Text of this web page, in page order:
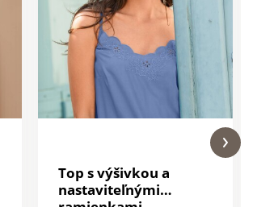
Top s výšivkou a
nastaviteľnými